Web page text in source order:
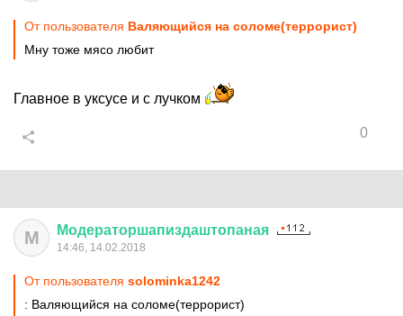
От пользователя Валяющийся на соломе(террорист)
Мну тоже мясо любит
Главное в уксусе и с лучком
0
М Модераторшапиздаштопаная
14:46, 14.02.2018
От пользователя solominka1242
: Валяющийся на соломе(террорист)